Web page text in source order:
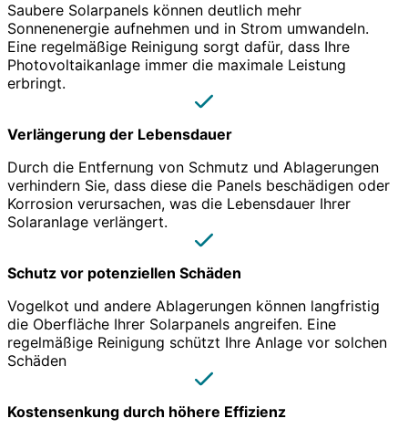
Saubere Solarpanels können deutlich mehr
Sonnenenergie aufnehmen und in Strom umwandeln.
Eine regelmäßige Reinigung sorgt dafür, dass Ihre
Photovoltaikanlage immer die maximale Leistung
erbringt.
Verlängerung der Lebensdauer
Durch die Entfernung von Schmutz und Ablagerungen
verhindern Sie, dass diese die Panels beschädigen oder
Korrosion verursachen, was die Lebensdauer Ihrer
Solaranlage verlängert.
Schutz vor potenziellen Schäden
Vogelkot und andere Ablagerungen können langfristig
die Oberfläche Ihrer Solarpanels angreifen. Eine
regelmäßige Reinigung schützt Ihre Anlage vor solchen
Schäden
Kostensenkung durch höhere Effizienz